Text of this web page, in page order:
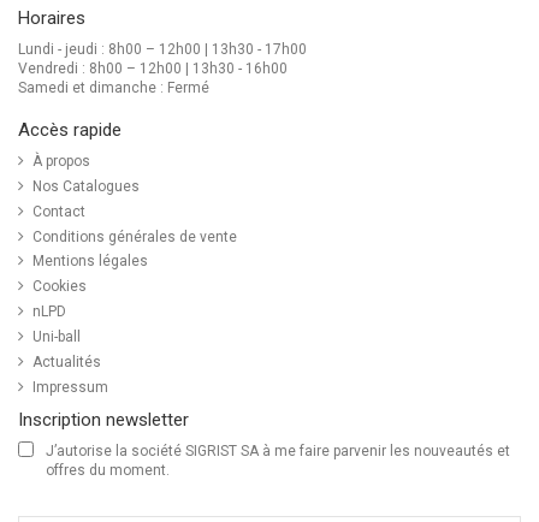
Horaires
Lundi - jeudi : 8h00 – 12h00 | 13h30 - 17h00
Vendredi : 8h00 – 12h00 | 13h30 - 16h00
Samedi et dimanche : Fermé
Accès rapide
À propos
Nos Catalogues
Contact
Conditions générales de vente
Mentions légales
Cookies
nLPD
Uni-ball
Actualités
Impressum
Inscription newsletter
J’autorise la société SIGRIST SA à me faire parvenir les nouveautés et
offres du moment.